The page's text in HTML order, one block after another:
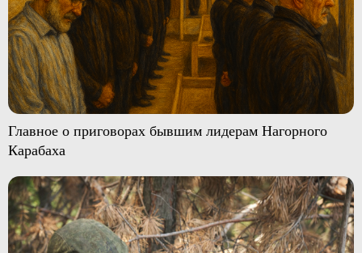
Главное о приговорах бывшим лидерам Нагорного
Карабаха